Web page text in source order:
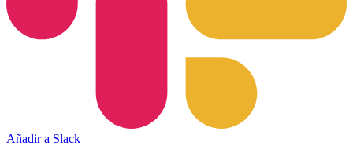
Añadir a Slack